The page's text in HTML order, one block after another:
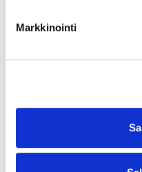
Markkinointi